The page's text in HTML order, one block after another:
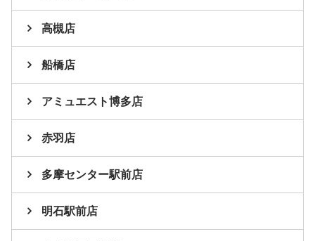
高槻店
船橋店
アミュエスト博多店
赤羽店
多摩センター駅前店
明石駅前店